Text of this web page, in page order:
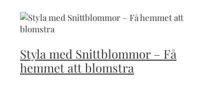
Styla med Snittblommor – Få
hemmet att blomstra